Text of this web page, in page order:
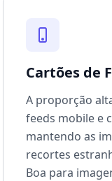
Cartões de
A proporção
feeds mobile e
mantendo as
recortes
Boa para